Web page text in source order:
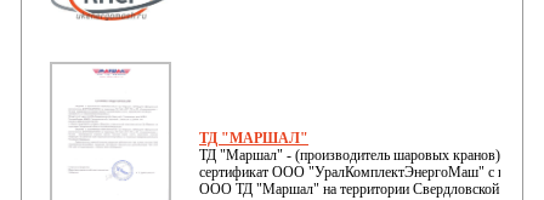
ТД "МАРШАЛ"
ТД "Маршал" - (производитель шаровых кранов)
сертификат ООО "УралКомплектЭнергоМаш" с правом
ООО ТД "Маршал" на территории Свердловской